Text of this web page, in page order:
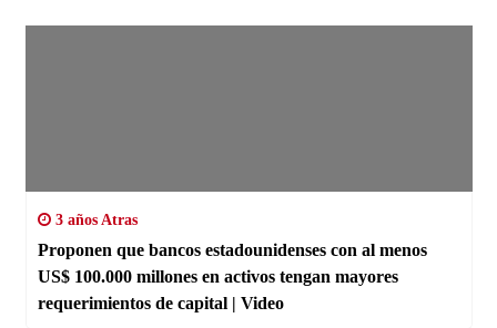
3 años Atras
Proponen que bancos estadounidenses con al menos
US$ 100.000 millones en activos tengan mayores
requerimientos de capital | Video